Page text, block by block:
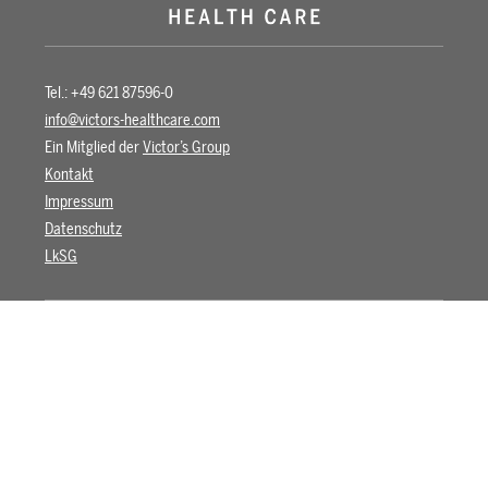
Tel.: +49 621 87596-0
info@victors-healthcare.com
Ein Mitglied derVictor’s Group
Kontakt
Impressum
Datenschutz
LkSG